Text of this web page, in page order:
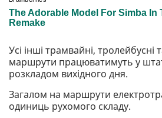
Усі інші трамвайні, тролейбусні
маршрути працюватимуть у
розкладом вихідного дня.
Загалом на маршрути
одиниць рухомого складу.